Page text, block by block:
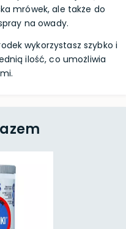
mrówek, ale także do
na owady.
wykorzystasz szybko i
ilość, co umożliwia